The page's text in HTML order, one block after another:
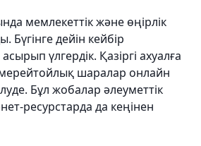
мемлекеттік және өңірлік
Бүгінге дейін кейбір
үлгердік. Қазіргі ахуалға
шаралар онлайн
Бұл жобалар әлеуметтік
ресурс­тарда да кеңінен